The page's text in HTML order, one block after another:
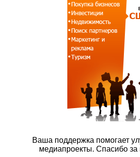
Ваша поддержка помогает
медиапроекты. Спасибо за